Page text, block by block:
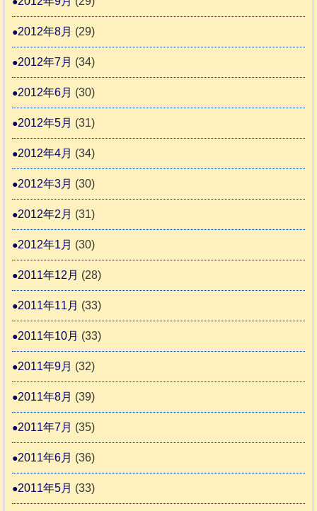
2012年8月 (29)
2012年7月 (34)
2012年6月 (30)
2012年5月 (31)
2012年4月 (34)
2012年3月 (30)
2012年2月 (31)
2012年1月 (30)
2011年12月 (28)
2011年11月 (33)
2011年10月 (33)
2011年9月 (32)
2011年8月 (39)
2011年7月 (35)
2011年6月 (36)
2011年5月 (33)